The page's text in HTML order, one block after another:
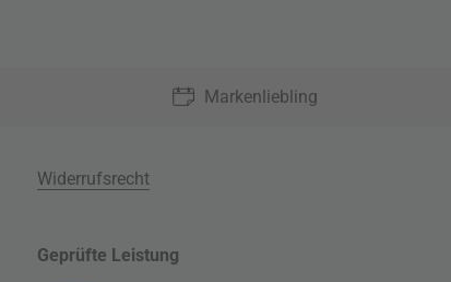
Markenliebling
Widerrufsrecht
Geprüfte Leistung